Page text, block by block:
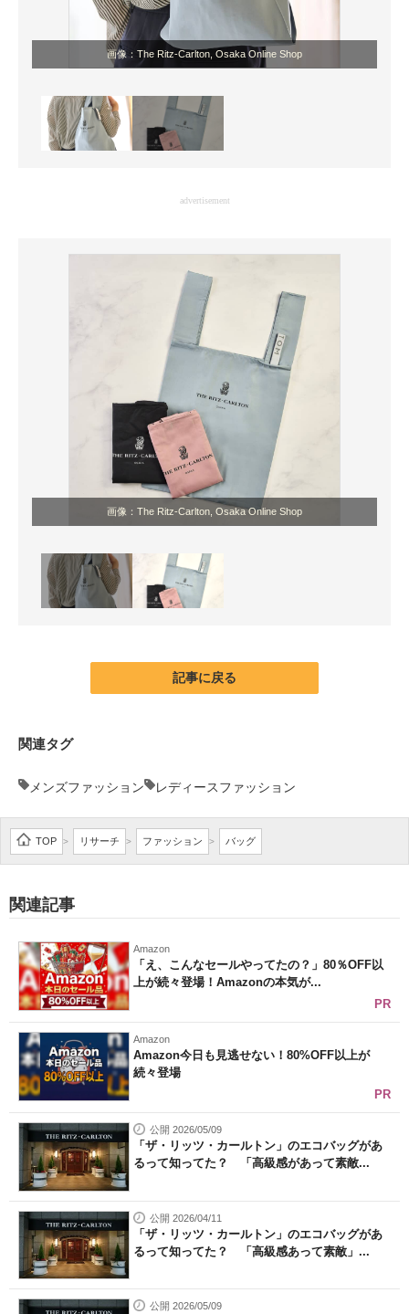
企業ITのトレンドを詳説
経営リーダーのコミュニティ
マーケ×ITの今がよく分かる
ITエンジニア向け専門サイト
製造業のIT導入・活用を支援
モノづくり技術者専門サイト
エレクトロニクス専門サイト
エネルギーの専門メディア
建設×テクノロジーの最前線
ちょっと気になるネットの話題
画像：The Ritz-Carlton, Osaka Online Shop
advertisement
画像：The Ritz-Carlton, Osaka Online Shop
記事に戻る
関連タグ
メンズファッション レディースファッション
TOP > リサーチ > ファッション > バッグ
関連記事
Amazon
「え、こんなセールやってたの？」80％OFF以
上が続々登場！Amazonの本気が...
PR
Amazon
Amazon今日も見逃せない！80%OFF以上が
続々登場
PR
公開 2026/05/09
「ザ・リッツ・カールトン」のエコバッグがあ
るって知ってた？ 「高級感があって素敵...
公開 2026/04/11
「ザ・リッツ・カールトン」のエコバッグがあ
るって知ってた？ 「高級感あって素敵」...
公開 2026/05/09